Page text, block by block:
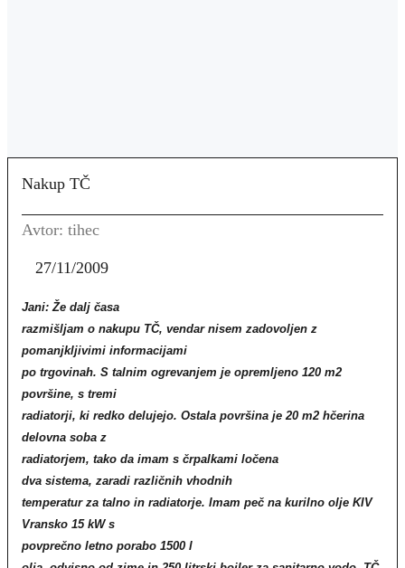
Nakup TČ
Avtor: tihec
27/11/2009
Jani: Že dalj časa
razmišljam o nakupu TČ, vendar nisem zadovoljen z
pomanjkljivimi informacijami
po trgovinah. S talnim ogrevanjem je opremljeno 120 m2
površine, s tremi
radiatorji, ki redko delujejo. Ostala površina je 20 m2 hčerina
delovna soba z
radiatorjem, tako da imam s črpalkami ločena
dva sistema, zaradi različnih vhodnih
temperatur za talno in radiatorje. Imam peč na kurilno olje KIV
Vransko 15 kW s
povprečno letno porabo 1500 l